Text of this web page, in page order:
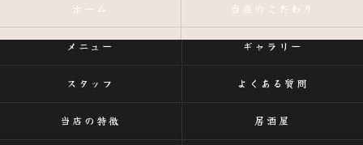
ホーム 当店のこだわり
メニュー ギャラリー
スタッフ よくある質問
当店の特徴 居酒屋